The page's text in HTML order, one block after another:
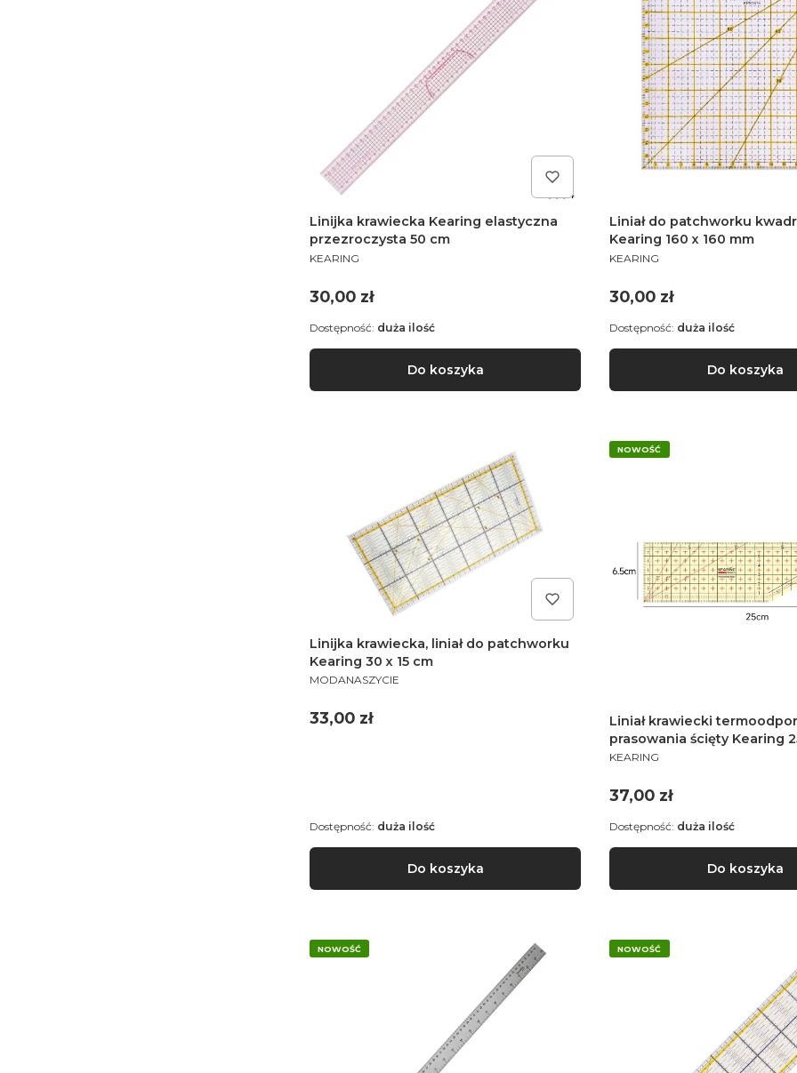
Linijka krawiecka Kearing elastyczna
przezroczysta 50 cm
PRODUCENT
KEARING
Cena
30,00 zł
Do koszyka
Dostępność: duża ilość
Liniał do patchworku
Kearing 160 x 160 mm
PRODUCENT
KEARING
Cena
30,00 zł
Do koszyka
Dostępność: duża ilość
Linijka krawiecka, liniał do patchworku
Kearing 30 x 15 cm
PRODUCENT
MODANASZYCIE
Cena
33,00 zł
Do koszyka
Dostępność: duża ilość
NOWOŚĆ
Liniał krawiecki
prasowania ścięty Kearing
PRODUCENT
KEARING
Cena
37,00 zł
Do koszyka
Dostępność: duża ilość
NOWOŚĆ NOWOŚĆ